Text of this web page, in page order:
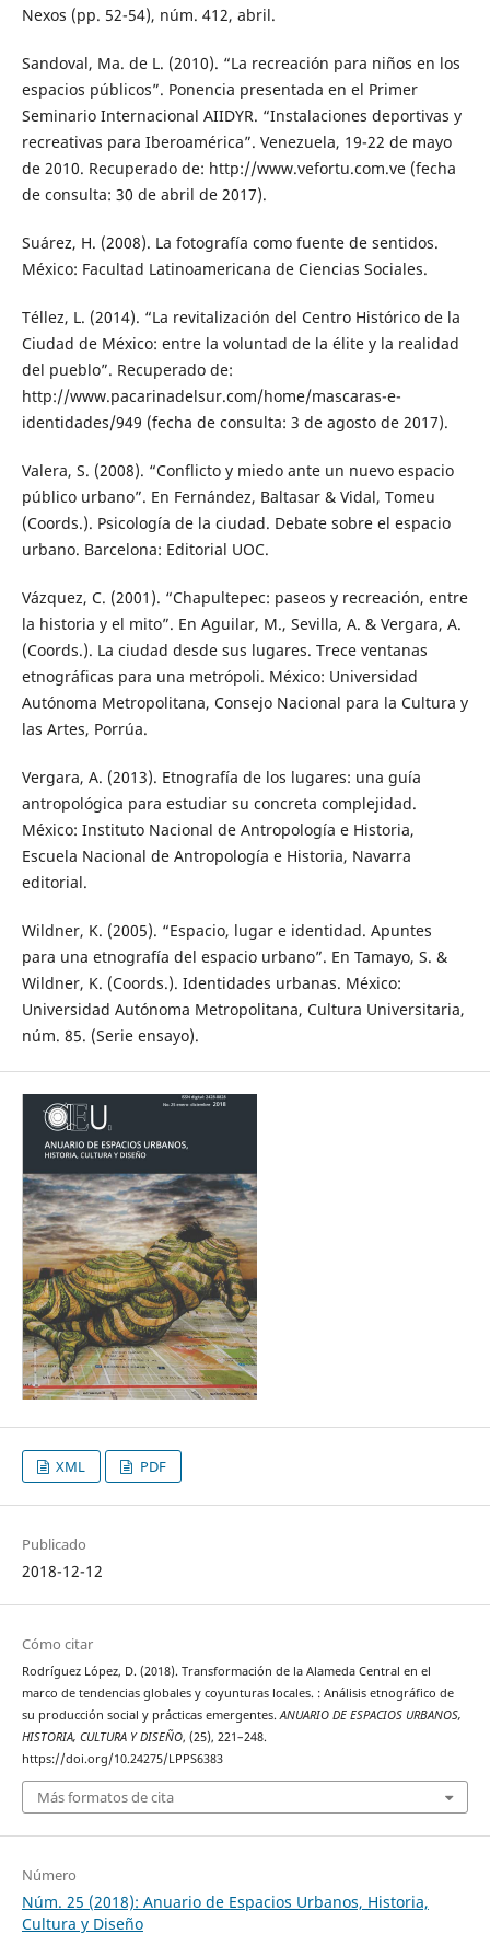
Nexos (pp. 52-54), núm. 412, abril.
Sandoval, Ma. de L. (2010). “La recreación para niños en los
espacios públicos”. Ponencia presentada en el Primer
Seminario Internacional AIIDYR. “Instalaciones deportivas y
recreativas para Iberoamérica”. Venezuela, 19-22 de mayo
de 2010. Recuperado de: http://www.vefortu.com.ve (fecha
de consulta: 30 de abril de 2017).
Suárez, H. (2008). La fotografía como fuente de sentidos.
México: Facultad Latinoamericana de Ciencias Sociales.
Téllez, L. (2014). “La revitalización del Centro Histórico de la
Ciudad de México: entre la voluntad de la élite y la realidad
del pueblo”. Recuperado de:
http://www.pacarinadelsur.com/home/mascaras-e-
identidades/949 (fecha de consulta: 3 de agosto de 2017).
Valera, S. (2008). “Conflicto y miedo ante un nuevo espacio
público urbano”. En Fernández, Baltasar & Vidal, Tomeu
(Coords.). Psicología de la ciudad. Debate sobre el espacio
urbano. Barcelona: Editorial UOC.
Vázquez, C. (2001). “Chapultepec: paseos y recreación, entre
la historia y el mito”. En Aguilar, M., Sevilla, A. & Vergara, A.
(Coords.). La ciudad desde sus lugares. Trece ventanas
etnográficas para una metrópoli. México: Universidad
Autónoma Metropolitana, Consejo Nacional para la Cultura y
las Artes, Porrúa.
Vergara, A. (2013). Etnografía de los lugares: una guía
antropológica para estudiar su concreta complejidad.
México: Instituto Nacional de Antropología e Historia,
Escuela Nacional de Antropología e Historia, Navarra
editorial.
Wildner, K. (2005). “Espacio, lugar e identidad. Apuntes
para una etnografía del espacio urbano”. En Tamayo, S. &
Wildner, K. (Coords.). Identidades urbanas. México:
Universidad Autónoma Metropolitana, Cultura Universitaria,
núm. 85. (Serie ensayo).
XML PDF
Publicado
2018-12-12
Cómo citar
Rodríguez López, D. (2018). Transformación de la Alameda Central en el
marco de tendencias globales y coyunturas locales. : Análisis etnográfico de
su producción social y prácticas emergentes.ANUARIO DE ESPACIOS URBANOS,
HISTORIA, CULTURA Y DISEÑO, (25), 221–248.
https://doi.org/10.24275/LPPS6383
Más formatos de cita
Número
Núm. 25 (2018): Anuario de Espacios Urbanos, Historia,
Cultura y Diseño